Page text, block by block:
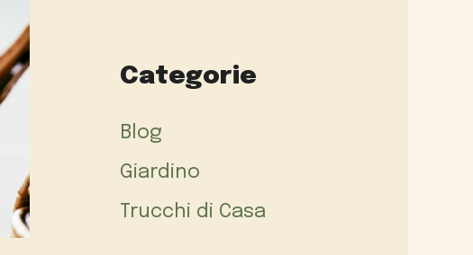
Categorie
Blog
Giardino
Trucchi di Casa